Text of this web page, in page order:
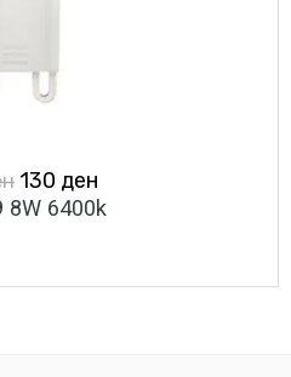
Original
price
160 ден.
130 ден
price
130 ден.
8W 6400k